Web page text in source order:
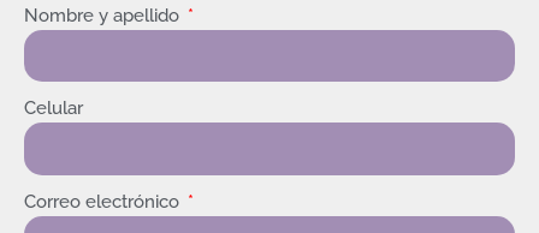
Nombre y apellido
Celular
Correo electrónico